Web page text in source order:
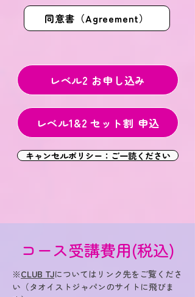
同意書（Agreement）
レベル2 お申し込み
レベル1&2 セット割 申込
キャンセルポリシー：ご一読ください
コース受講費用(税込)
※CLUB TJについてはリンク先をご覧くださ
い（タオイストジャパンのサイトに飛びま